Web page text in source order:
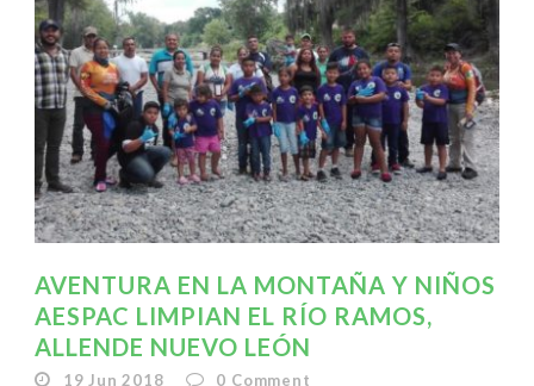
AVENTURA EN LA MONTAÑA Y NIÑOS
AESPAC LIMPIAN EL RÍO RAMOS,
ALLENDE NUEVO LEÓN
19 Jun 2018 0 Comment